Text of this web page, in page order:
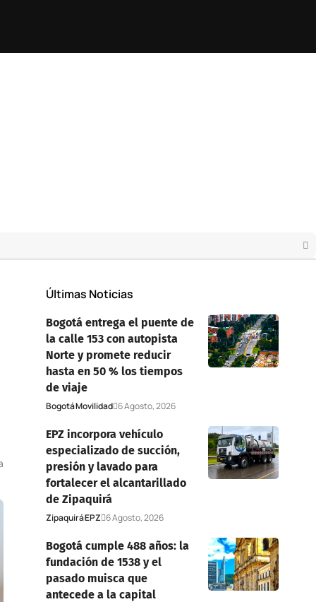
Últimas Noticias
Bogotá entrega el puente de
la calle 153 con autopista
Norte y promete reducir
hasta en 50 % los tiempos
de viaje
BogotáMovilidad 6 Agosto, 2026
EPZ incorpora vehículo
especializado de succión,
presión y lavado para
fortalecer el alcantarillado
de Zipaquirá
ZipaquiráEPZ 6 Agosto, 2026
Bogotá cumple 488 años: la
fundación de 1538 y el
pasado muisca que
antecede a la capital